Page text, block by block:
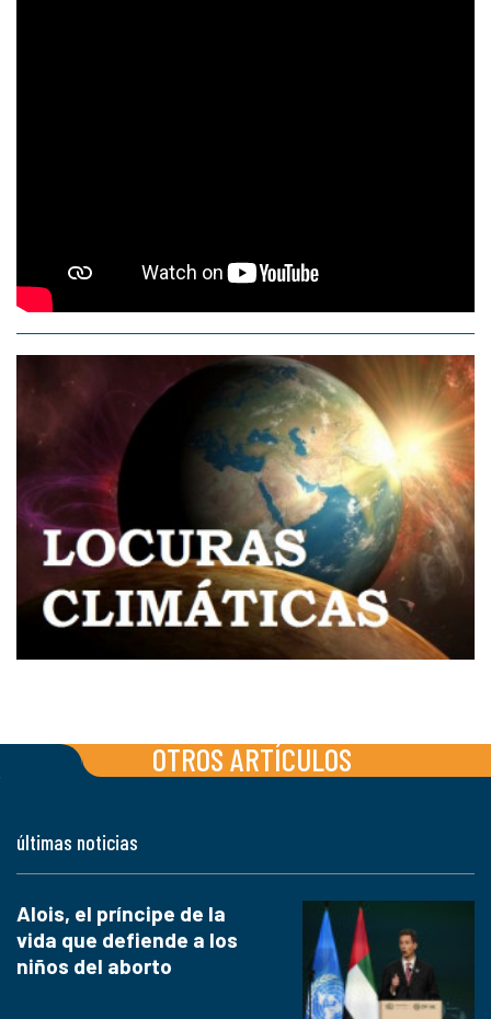
OTROS ARTÍCULOS
últimas noticias
Alois, el príncipe de la
vida que defiende a los
niños del aborto